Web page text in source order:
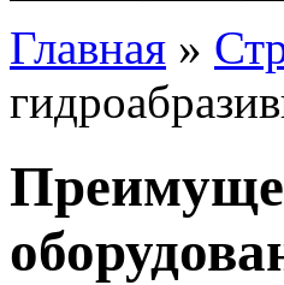
Главная »